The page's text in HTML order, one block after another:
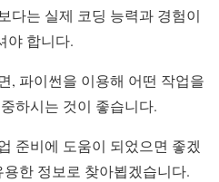
다는 실제 코딩 능력과 경험이
야 합니다.
, 파이썬을 이용해 어떤 작업을
하시는 것이 좋습니다.
준비에 도움이 되었으면 좋겠
한 정보로 찾아뵙겠습니다.